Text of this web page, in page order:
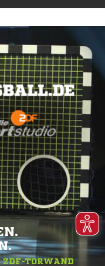
TORWAND